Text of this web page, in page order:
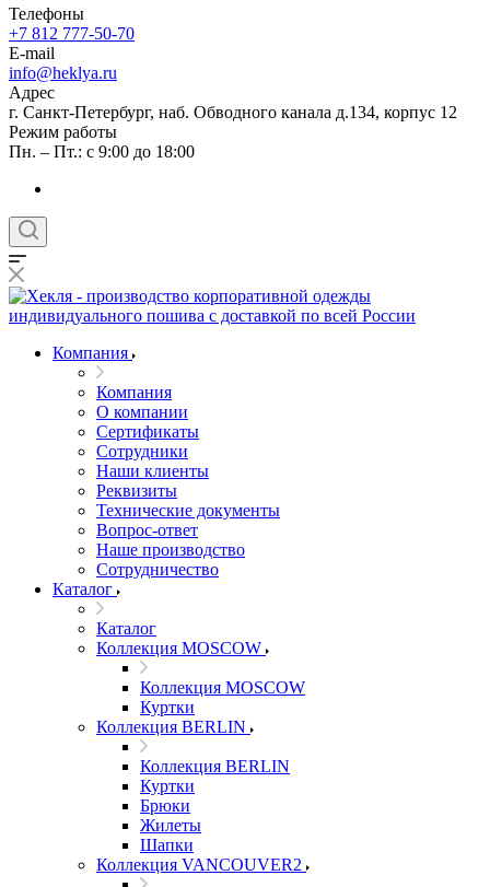
Телефоны
+7 812 777-50-70
E-mail
info@heklya.ru
Адрес
г. Санкт-Петербург, наб. Обводного канала д.134, корпус 12
Режим работы
Пн. – Пт.: с 9:00 до 18:00
Компания
Компания
О компании
Сертификаты
Сотрудники
Наши клиенты
Реквизиты
Технические документы
Вопрос-ответ
Наше производство
Сотрудничество
Каталог
Каталог
Коллекция MOSCOW
Коллекция MOSCOW
Куртки
Коллекция BERLIN
Коллекция BERLIN
Куртки
Брюки
Жилеты
Шапки
Коллекция VANCOUVER2